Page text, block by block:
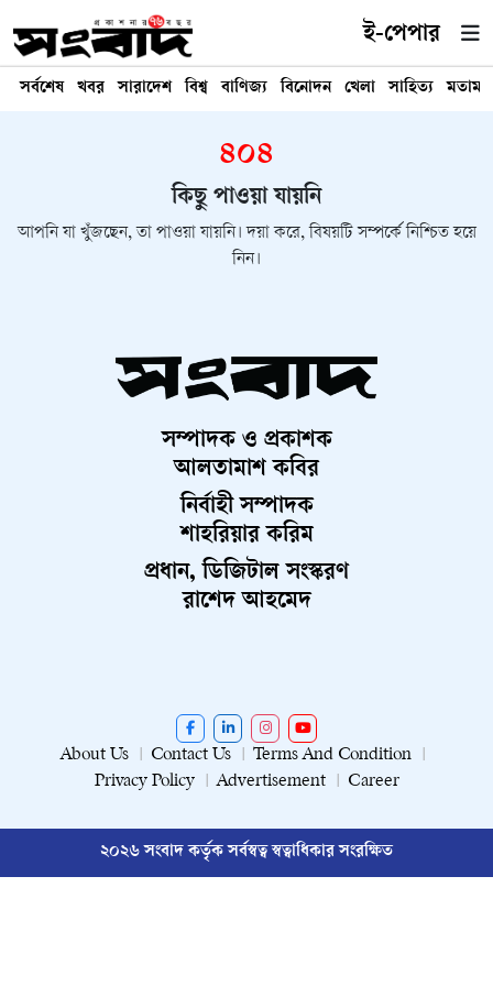
ই-পেপার
সর্বশেষ খবর সারাদেশ বিশ্ব বাণিজ্য বিনোদন খেলা সাহিত্য মতামত
৪০৪
কিছু পাওয়া যায়নি
আপনি যা খুঁজছেন, তা পাওয়া যায়নি। দয়া করে, বিষয়টি সম্পর্কে নিশ্চিত হয়ে
নিন।
সম্পাদক ও প্রকাশক
আলতামাশ কবির
নির্বাহী সম্পাদক
শাহরিয়ার করিম
প্রধান, ডিজিটাল সংস্করণ
রাশেদ আহমেদ
About Us Contact Us
Terms And Condition
Privacy Policy
Advertisement Career
২০২৬ সংবাদ কর্তৃক সর্বস্বত্ব স্বত্বাধিকার সংরক্ষিত